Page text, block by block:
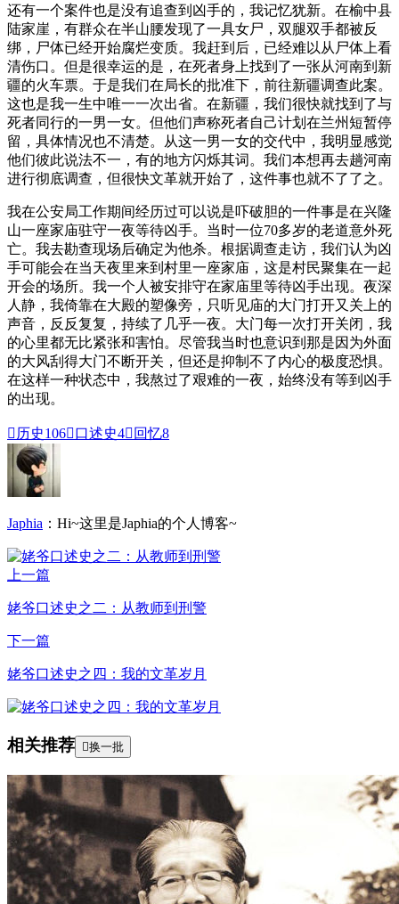
还有一个案件也是没有追查到凶手的，我记忆犹新。在榆中县
陆家崖，有群众在半山腰发现了一具女尸，双腿双手都被反
绑，尸体已经开始腐烂变质。我赶到后，已经难以从尸体上看
清伤口。但是很幸运的是，在死者身上找到了一张从河南到新
疆的火车票。于是我们在局长的批准下，前往新疆调查此案。
这也是我一生中唯一一次出省。在新疆，我们很快就找到了与
死者同行的一男一女。但他们声称死者自己计划在兰州短暂停
留，具体情况也不清楚。从这一男一女的交代中，我明显感觉
他们彼此说法不一，有的地方闪烁其词。我们本想再去趟河南
进行彻底调查，但很快文革就开始了，这件事也就不了了之。
我在公安局工作期间经历过可以说是吓破胆的一件事是在兴隆
山一座家庙驻守一夜等待凶手。当时一位70多岁的老道意外死
亡。我去勘查现场后确定为他杀。根据调查走访，我们认为凶
手可能会在当天夜里来到村里一座家庙，这是村民聚集在一起
开会的场所。我一个人被安排守在家庙里等待凶手出现。夜深
人静，我倚靠在大殿的塑像旁，只听见庙的大门打开又关上的
声音，反反复复，持续了几乎一夜。大门每一次打开关闭，我
的心里都无比紧张和害怕。尽管我当时也意识到那是因为外面
的大风刮得大门不断开关，但还是抑制不了内心的极度恐惧。
在这样一种状态中，我熬过了艰难的一夜，始终没有等到凶手
的出现。
 历史106口述史4 回忆8
Japhia ：Hi~这里是Japhia的个人博客~
上一篇
姥爷口述史之二：从教师到刑警
下一篇
姥爷口述史之四：我的文革岁月
相关推荐 换一批